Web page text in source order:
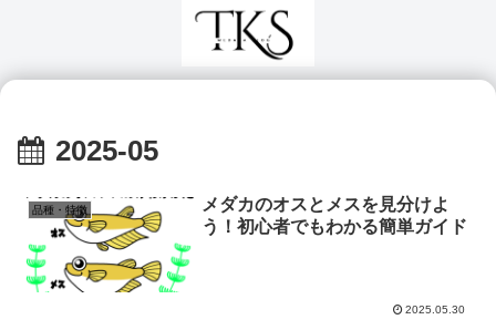
2025-05
品種・特徴
メダカのオスとメスを見分けよ
う！初心者でもわかる簡単ガイド
2025.05.30